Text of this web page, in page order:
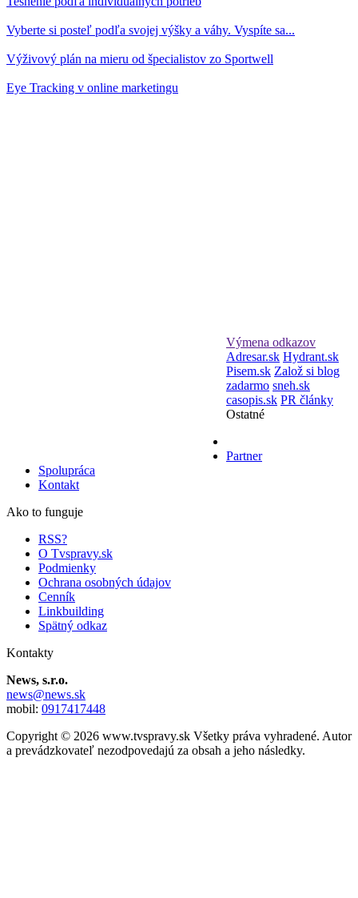
Vyberte si posteľ podľa svojej výšky a váhy. Vyspíte sa...
Výživový plán na mieru od špecialistov zo Sportwell
Eye Tracking v online marketingu
Výmena odkazov
Adresar.sk Hydrant.sk
Pisem.sk Založ si blog
zadarmo sneh.sk
casopis.sk PR články
Ostatné
Partner
Spolupráca
Kontakt
Ako to funguje
RSS?
O Tvspravy.sk
Podmienky
Ochrana osobných údajov
Cenník
Linkbuilding
Spätný odkaz
Kontakty
News, s.r.o.
news@news.sk
mobil: 0917417448
Copyright © 2026 www.tvspravy.sk Všetky práva vyhradené. Autor
a prevádzkovateľ nezodpovedajú za obsah a jeho následky.